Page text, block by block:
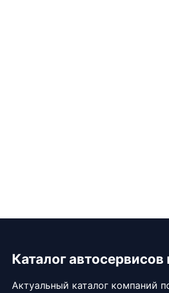
Каталог
Актуальный каталог компаний